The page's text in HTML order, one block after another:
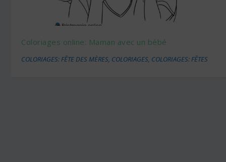
Coloriages online: Maman avec un bébé
COLORIAGES: FÊTE DES MÈRES, COLORIAGES, COLORIAGES: FÊTES